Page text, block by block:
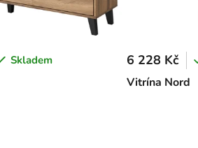
Skladem
Vitrína Nord
6 228 Kč